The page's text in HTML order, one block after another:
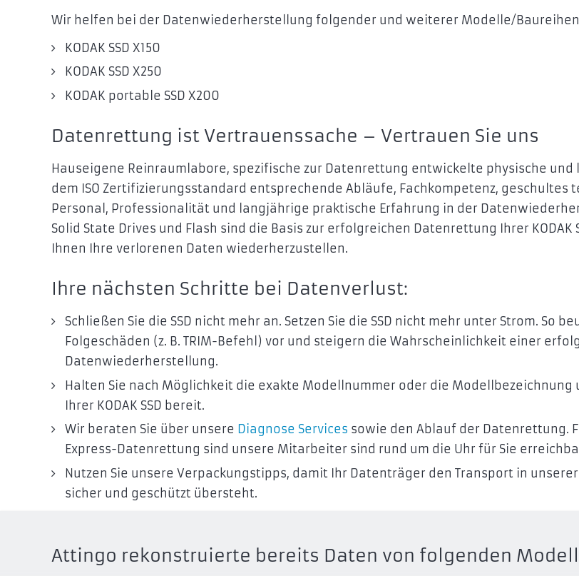
Wir helfen bei der Datenwiederherstellung folgender und weiterer Modelle/
KODAK SSD X150
KODAK SSD X250
KODAK portable SSD X200
Datenrettung ist Vertrauenssache – Vertrauen Sie uns
Hauseigene Reinraumlabore, spezifische zur Datenrettung entwickelte physische und
dem ISO Zertifizierungsstandard entsprechende Abläufe, Fachkompetenz, geschultes
Personal, Professionalität und langjährige praktische Erfahrung in der
Solid State Drives und Flash sind die Basis zur erfolgreichen Datenrettung Ihrer KODAK
Ihnen Ihre verlorenen Daten wiederherzustellen.
Ihre nächsten Schritte bei Datenverlust:
Schließen Sie die SSD nicht mehr an. Setzen Sie die SSD nicht mehr unter Strom. So
Folgeschäden (z. B. TRIM-Befehl) vor und steigern die Wahrscheinlichkeit einer
Datenwiederherstellung.
Halten Sie nach Möglichkeit die exakte Modellnummer oder die Modellbezeichnung
Ihrer KODAK SSD bereit.
Wir beraten Sie über unsere Diagnose Services sowie den Ablauf der Datenrettung.
Express-Datenrettung sind unsere Mitarbeiter sind rund um die Uhr für Sie
Nutzen Sie unsere Verpackungstipps, damit Ihr Datenträger den Transport in
sicher und geschützt übersteht.
Attingo rekonstruierte bereits Daten von folgenden